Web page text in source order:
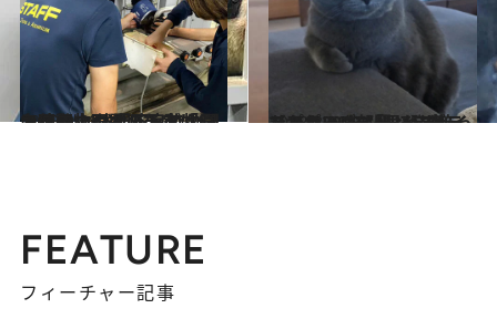
2023.9.28
上野動物園のパンダ「シンシン」 体調不良で公開お休み中…近況を 動物園に確認。再開の予定はいつ？
ライフスタイル 2023.3.10
【かわいいニャン】グランプリ2023 「思わず笑っちゃう！ おもしろフェイス＆ポーズ部門」発表
ライフスタイル
FEATURE
フィーチャー記事